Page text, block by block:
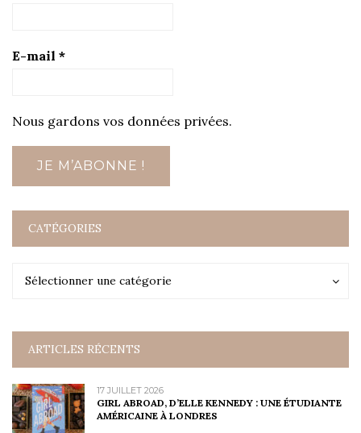
E-mail *
Nous gardons vos données privées.
CATÉGORIES
Sélectionner une catégorie
Catégories
ARTICLES RÉCENTS
17 JUILLET 2026
GIRL ABROAD, D’ELLE KENNEDY : UNE ÉTUDIANTE
AMÉRICAINE À LONDRES